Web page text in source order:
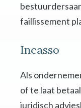
faillissement
Incasso
Als
of te laat
juridisch